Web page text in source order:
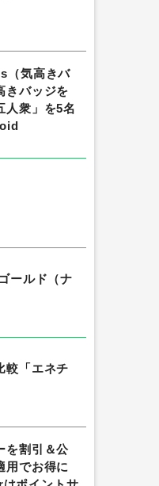
（気高きバ
きバッジを
人衆」を5名
ールド（ナ
較「エネチ
を割引＆公
用でお得に